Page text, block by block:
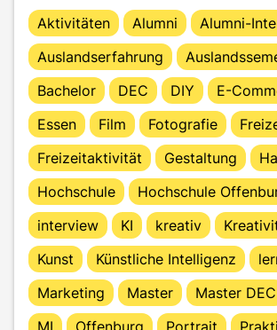
Aktivitäten Alumni
Alumni-
Auslandserfahrung
Bachelor
DEC DIY
E-
Essen
Film Fotografie
Freizeitaktivität
Gestaltung
Hochschule
Hochschule
interview
KI kreativ
Kunst
Künstliche Intelligenz
Marketing
Master Master DEC
MI
Offenburg Portrait